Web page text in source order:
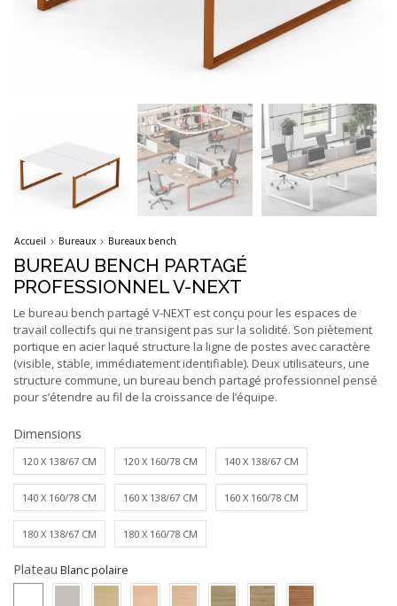
Accueil Bureaux Bureaux bench
BUREAU BENCH PARTAGÉ
PROFESSIONNEL V-NEXT
Le bureau bench partagé V-NEXT est conçu pour les espaces de
travail collectifs qui ne transigent pas sur la solidité. Son piètement
portique en acier laqué structure la ligne de postes avec caractère
(visible, stable, immédiatement identifiable). Deux utilisateurs, une
structure commune, un bureau bench partagé professionnel pensé
pour s’étendre au fil de la croissance de l’équipe.
Dimensions
120 X 138/67 CM 120 X 160/78 CM 140 X 138/67 CM
140 X 160/78 CM 160 X 138/67 CM 160 X 160/78 CM
180 X 138/67 CM 180 X 160/78 CM
Plateau